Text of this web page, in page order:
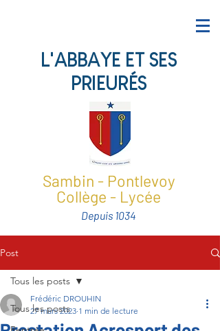
L'ABBAYE ET SES
PRIEURÉS
Sambin - Pontlevoy
Collège - Lycée
Depuis 1034
Post
Tous les posts
Tous les posts
Frédéric DROUHIN
27 mars 2023 1 min de lecture